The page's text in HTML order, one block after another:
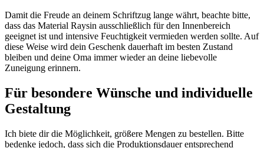
Damit die Freude an deinem Schriftzug lange währt, beachte bitte,
dass das Material Raysin ausschließlich für den Innenbereich
geeignet ist und intensive Feuchtigkeit vermieden werden sollte. Auf
diese Weise wird dein Geschenk dauerhaft im besten Zustand
bleiben und deine Oma immer wieder an deine liebevolle
Zuneigung erinnern.
Für besondere Wünsche und individuelle
Gestaltung
Ich biete dir die Möglichkeit, größere Mengen zu bestellen. Bitte
bedenke jedoch, dass sich die Produktionsdauer entsprechend